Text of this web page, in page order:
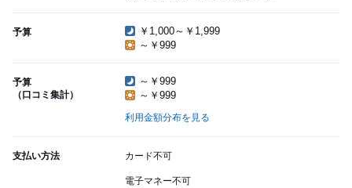
予算
￥1,000～￥1,999
～￥999
予算
（口コミ集計）
～￥999
～￥999
利用金額分布を見る
支払い方法 カード不可
電子マネー不可